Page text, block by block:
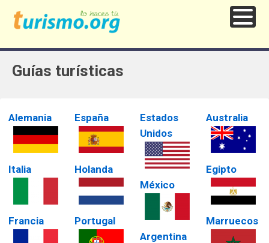
Guías turísticas
Alemania
Italia
Francia
España
Holanda
Portugal
Estados
Unidos
México
Argentina
Australia
Egipto
Marruecos